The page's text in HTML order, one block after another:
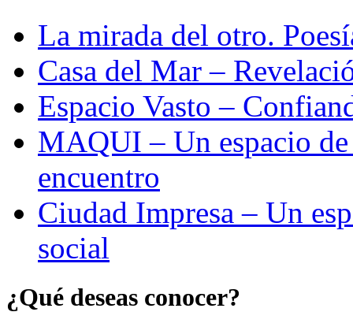
La mirada del otro.
Casa del Mar –
Espacio Vasto –
MAQUI – Un espacio
encuentro
Ciudad Impresa – Un
social
¿Qué deseas conocer?